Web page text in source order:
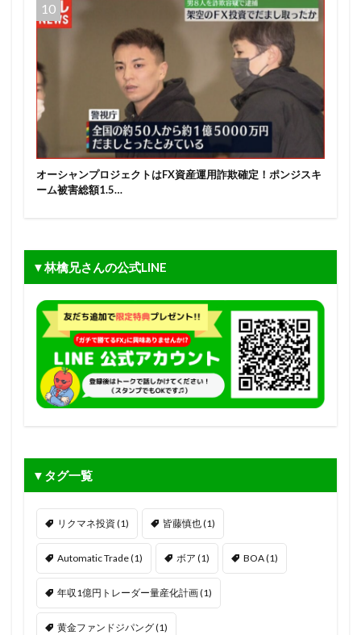
オーシャンプロジェクトはFX資産運用詐欺確定！ポンジスキ
ーム被害総額1.5…
▼林檎兄さんの公式LINE
▼タグ一覧
リクマネ投資(1) 皆藤慎也(1)
Automatic Trade(1) ボア (1) BOA(1)
年収1億円トレーダー量産化計画(1)
黄金ファンドジパング(1)